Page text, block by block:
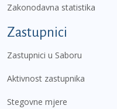
Zakonodavna statistika
Zastupnici
Zastupnici u Saboru
Aktivnost zastupnika
Stegovne mjere